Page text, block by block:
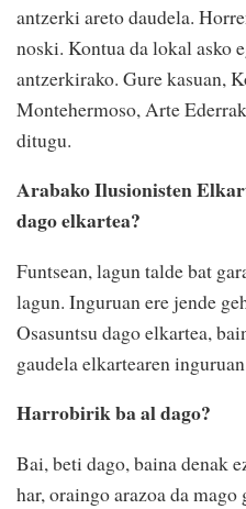
antzerki areto daudela.
noski. Kontua da lokal asko
antzerkirako. Gure kasuan,
Montehermoso, Arte
ditugu.
Arabako Ilusionisten
dago elkartea?
Funtsean, lagun talde bat
lagun. Inguruan ere jende
Osasuntsu dago elkartea,
gaudela elkartearen
Harrobirik ba al dago?
Bai, beti dago, baina denak
har, oraingo arazoa da